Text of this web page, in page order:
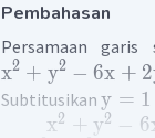
Pembahasan
Persamaan
x2 + y2 − 6x + 2
Subtitusikan y = 1
x2 + y2 − 6